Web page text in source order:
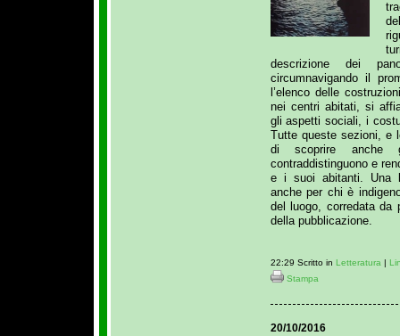
descrizione dei
circumnavigando il
l’elenco delle
nei centri abitati, si
gli aspetti sociali, i
Tutte queste sezioni, e
di scoprire anche
contraddistinguono e
e i suoi abitanti. Una
anche per chi è
del luogo, corredata da
della pubblicazione.
22:29 Scritto in Letteratura|
Stampa
20/10/2016